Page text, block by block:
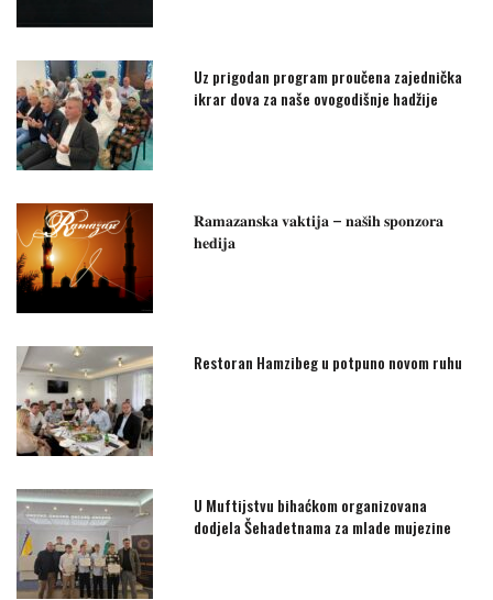
Uz prigodan program proučena zajednička
ikrar dova za naše ovogodišnje hadžije
𝐑𝐚𝐦𝐚𝐳𝐚𝐧𝐬𝐤𝐚 𝐯𝐚𝐤𝐭𝐢𝐣𝐚 – 𝐧𝐚𝐬̌𝐢𝐡 𝐬𝐩𝐨𝐧𝐳𝐨𝐫𝐚
𝐡𝐞𝐝𝐢𝐣𝐚
Restoran Hamzibeg u potpuno novom ruhu
U Muftijstvu bihaćkom organizovana
dodjela Šehadetnama za mlade mujezine